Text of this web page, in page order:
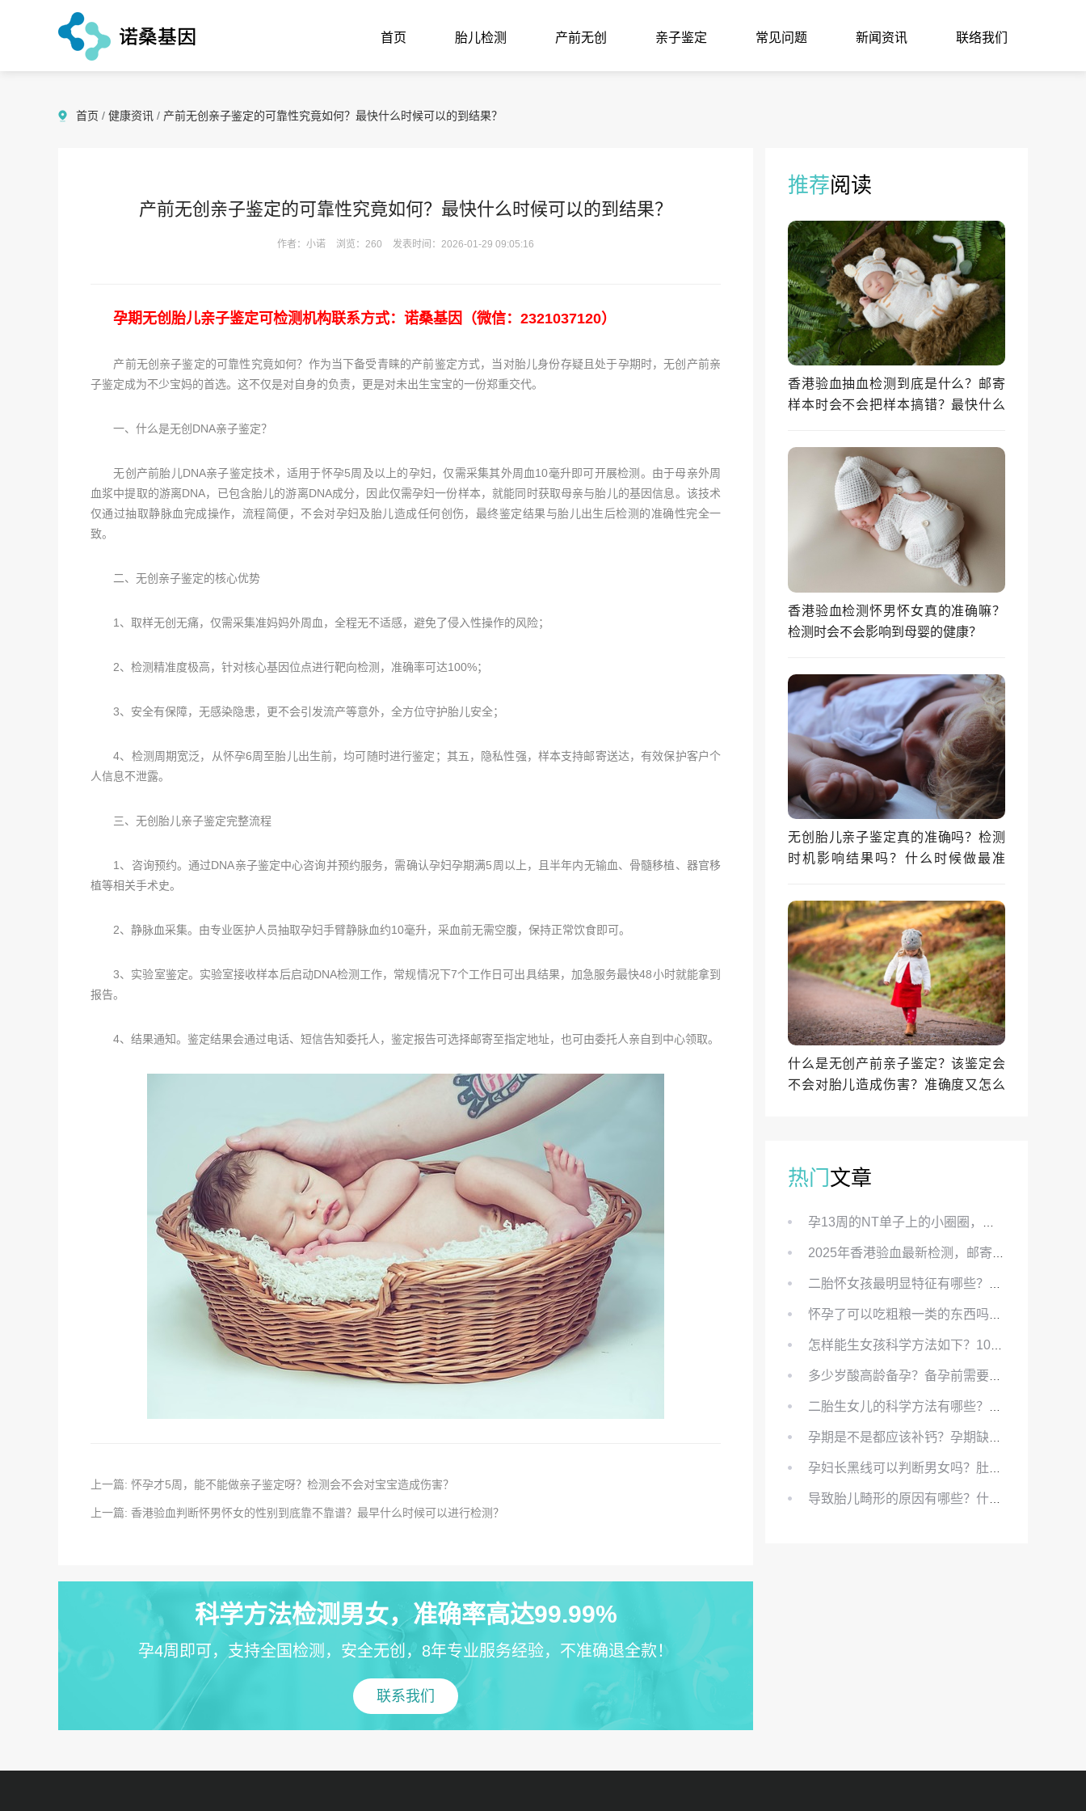
首页 胎儿检测 产前无创 亲子鉴定 常见问题 新闻资讯 联络我们
首页 / 健康资讯 / 产前无创亲子鉴定的可靠性究竟如何？最快什么时候可以的到结果？
产前无创亲子鉴定的可靠性究竟如何？最快什么时候可以的到结果？
作者：小诺 浏览：260 发表时间：2026-01-29 09:05:16
孕期无创胎儿亲子鉴定可检测机构联系方式：诺桑基因（微信：2321037120）
产前无创亲子鉴定的可靠性究竟如何？作为当下备受青睐的产前鉴定方式，当对胎儿身份存疑且处于孕期时，无创产前亲
子鉴定成为不少宝妈的首选。这不仅是对自身的负责，更是对未出生宝宝的一份郑重交代。
一、什么是无创DNA亲子鉴定？
无创产前胎儿DNA亲子鉴定技术，适用于怀孕5周及以上的孕妇，仅需采集其外周血10毫升即可开展检测。由于母亲外周
血浆中提取的游离DNA，已包含胎儿的游离DNA成分，因此仅需孕妇一份样本，就能同时获取母亲与胎儿的基因信息。该技术
仅通过抽取静脉血完成操作，流程简便，不会对孕妇及胎儿造成任何创伤，最终鉴定结果与胎儿出生后检测的准确性完全一
致。
二、无创亲子鉴定的核心优势
1、取样无创无痛，仅需采集准妈妈外周血，全程无不适感，避免了侵入性操作的风险；
2、检测精准度极高，针对核心基因位点进行靶向检测，准确率可达100%；
3、安全有保障，无感染隐患，更不会引发流产等意外，全方位守护胎儿安全；
4、检测周期宽泛，从怀孕6周至胎儿出生前，均可随时进行鉴定；其五，隐私性强，样本支持邮寄送达，有效保护客户个
人信息不泄露。
三、无创胎儿亲子鉴定完整流程
1、咨询预约。通过DNA亲子鉴定中心咨询并预约服务，需确认孕妇孕期满5周以上，且半年内无输血、骨髓移植、器官移
植等相关手术史。
2、静脉血采集。由专业医护人员抽取孕妇手臂静脉血约10毫升，采血前无需空腹，保持正常饮食即可。
3、实验室鉴定。实验室接收样本后启动DNA检测工作，常规情况下7个工作日可出具结果，加急服务最快48小时就能拿到
报告。
4、结果通知。鉴定结果会通过电话、短信告知委托人，鉴定报告可选择邮寄至指定地址，也可由委托人亲自到中心领取。
上一篇: 怀孕才5周，能不能做亲子鉴定呀？检测会不会对宝宝造成伤害？
上一篇: 香港验血判断怀男怀女的性别到底靠不靠谱？最早什么时候可以进行检测？
科学方法检测男女，准确率高达99.99%
孕4周即可，支持全国检测，安全无创，8年专业服务经验，不准确退全款！
联系我们
推荐阅读
香港验血抽血检测到底是什么？邮寄
样本时会不会把样本搞错？最快什么
香港验血检测怀男怀女真的准确嘛？
检测时会不会影响到母婴的健康？
无创胎儿亲子鉴定真的准确吗？检测
时机影响结果吗？什么时候做最准
什么是无创产前亲子鉴定？该鉴定会
不会对胎儿造成伤害？准确度又怎么
热门文章